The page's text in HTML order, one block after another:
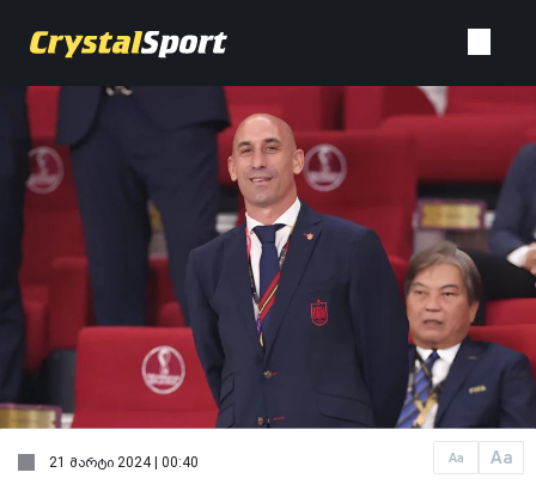
Aa Aa
21 მარტი 2024 | 00:40